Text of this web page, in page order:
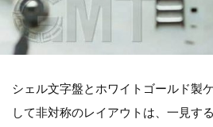
シェル文字盤とホワイトゴールド製
して非対称のレイアウトは、一見す